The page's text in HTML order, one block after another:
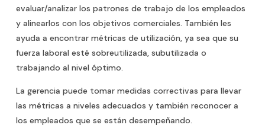
evaluar/analizar los patrones de trabajo de los empleados
y alinearlos con los objetivos comerciales. También les
ayuda a encontrar métricas de utilización, ya sea que su
fuerza laboral esté sobreutilizada, subutilizada o
trabajando al nivel óptimo.
La gerencia puede tomar medidas correctivas para llevar
las métricas a niveles adecuados y también reconocer a
los empleados que se están desempeñando.